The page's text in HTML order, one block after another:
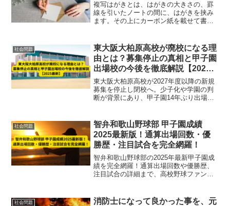
複写はがきとは、はがきの大きさの、罫
線を引いたノートの間に、はがきを挟み
ます。その上にカーボン紙を載せて書く
の書き方、購入方法、メリットなどをシ
ンプルに紹介させていただいています。
社会問題
東大阪大柏原高校が廃校になる理
由とは？募集停止の真相と甲子園
出場校の今後を徹底解説【2025
最新】
東大阪大柏原高校が2027年度以降の新規
募集を停止し閉校へ。少子化や学園の判
断が背景にあり、甲子園14年ぶり出場の
【2025最新】
社会問題
智弁和歌山野球部 甲子園成績
2025最新版！通算出場回数・優
勝歴・注目試合を完全網羅！
智弁和歌山野球部の2025年最新甲子園成
績を完全網羅！通算出場回数や優勝歴、
注目試合の詳細まで、高校野球ファン必
社会問題
消防士になって良かった事を、元